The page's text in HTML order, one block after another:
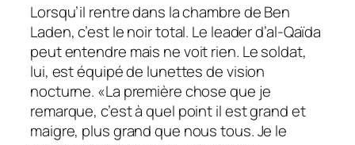
Lorsqu’il rentre dans la chambre de Ben
Laden, c’est le noir total. Le leader d’al-Qaïda
peut entendre mais ne voit rien. Le soldat,
lui, est équipé de lunettes de vision
nocturne. «La première chose que je
remarque, c’est à quel point il est grand et
maigre, plus grand que nous tous. Je le